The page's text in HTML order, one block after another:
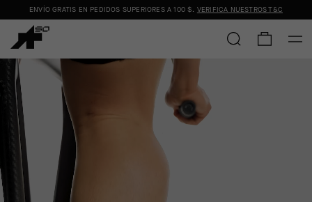
ENVÍO GRATIS EN PEDIDOS SUPERIORES A 100 $. VERIFICA NUESTROS T&C